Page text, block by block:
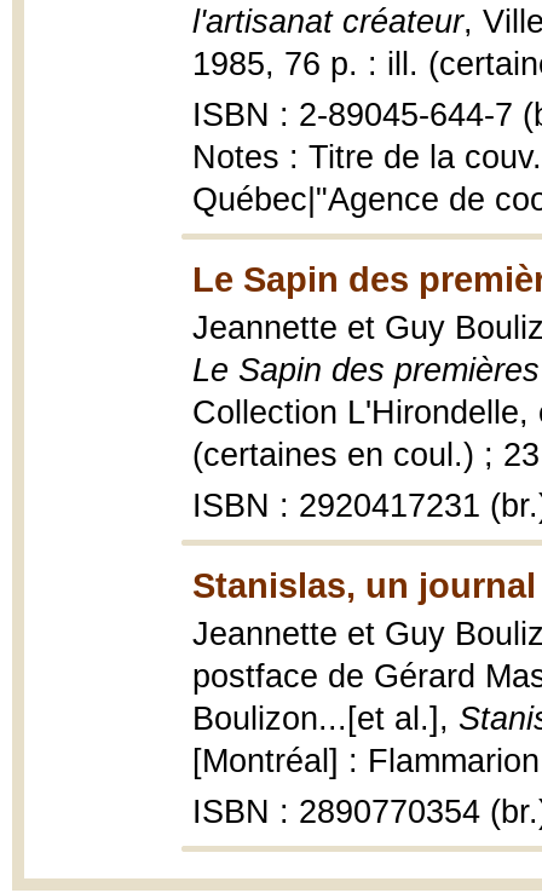
l'artisanat créateur,
1985, 76 p. : ill.
ISBN : 2-89045-644-7
Notes : Titre de la
Québec|"Agence de
Le Sapin des
Jeannette et Guy
Le Sapin des
Collection
(certaines en coul.) ;
ISBN : 2920417231
Stanislas, un journal
Jeannette et Guy
postface de Gérard
Boulizon...[et al.],
[Montréal] :
ISBN : 2890770354